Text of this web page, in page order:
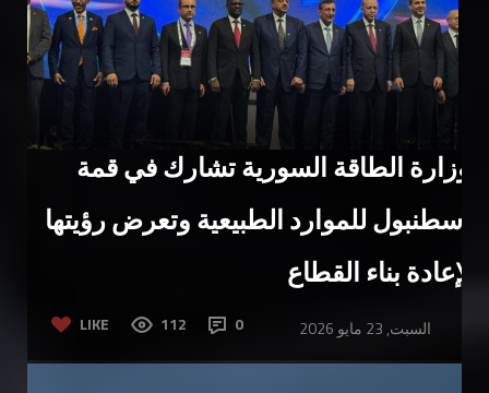
وزارة الطاقة السورية تشارك في قمة
إسطنبول للموارد الطبيعية وتعرض رؤيتها
لإعادة بناء القطاع
LIKE 112 0 السبت, 23 مايو 2026